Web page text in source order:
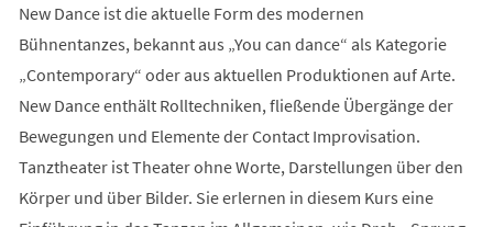
New Dance ist die aktuelle Form des modernen
Bühnentanzes, bekannt aus „You can dance“ als Kategorie
„Contemporary“ oder aus aktuellen Produktionen auf Arte.
New Dance enthält Rolltechniken, fließende Übergänge der
Bewegungen und Elemente der Contact Improvisation.
Tanztheater ist Theater ohne Worte, Darstellungen über den
Körper und über Bilder. Sie erlernen in diesem Kurs eine